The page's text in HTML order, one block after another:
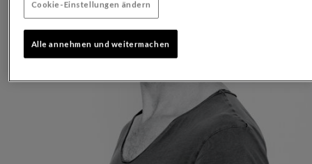
Cookie-Einstellungen ändern
Alle annehmen und weitermachen